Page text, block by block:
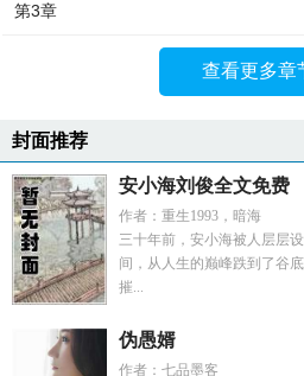
第3章
查看更多章
封面推荐
安小海刘俊全文免费
作者：重生1993，暗海
三十年前，安小海被人层层
间，从人生的巅峰跌到了谷
摧...
伪愚婿
作者：七品墨客